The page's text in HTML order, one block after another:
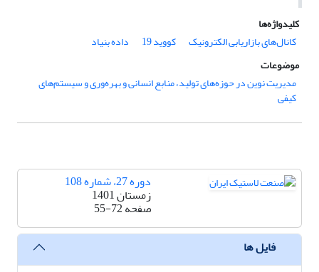
کلیدواژه‌ها
کانال‌های بازاریابی الکترونیک
کووید 19
داده بنیاد
موضوعات
مدیریت نوین در حوزه‌های تولید، منابع انسانی و بهره‌وری و سیستم‌های
کیفی
دوره 27، شماره 108
زمستان 1401
صفحه55-72
فایل ها